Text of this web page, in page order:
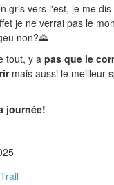
gris vers l'est, je me
je ne verrai pas le
non?🌄
tout, y a pas que le
mais aussi le meilleur
journée!
Trail